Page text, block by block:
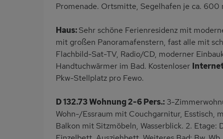
Promenade. Ortsmitte, Segelhafen je ca. 600
Haus:Sehr schöne Ferienresidenz mit
mit großen Panoramafenstern, fast alle mit
Flachbild-Sat-TV, Radio/CD, moderner
Handtuchwärmer im Bad. Kostenloser
Pkw-Stellplatz pro Fewo.
D 132.73 Wohnung 2-6 Pers.: 3-
Wohn-/Essraum mit Couchgarnitur, Esstisch,
Balkon mit Sitzmöbeln, Wasserblick. 2.